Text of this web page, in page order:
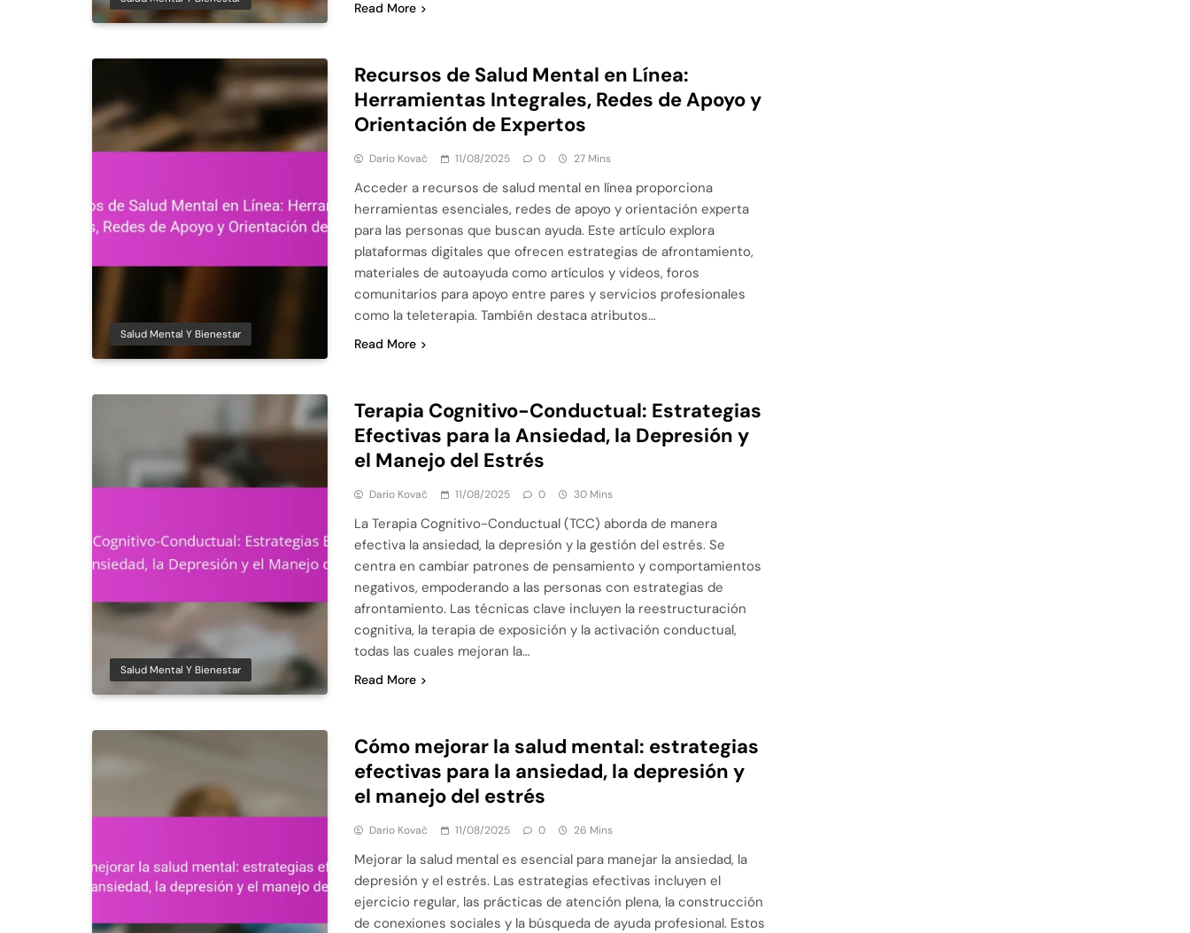
Read More
Salud Mental Y Bienestar
Recursos de Salud Mental en Línea:
Herramientas Integrales, Redes de Apoyo y
Orientación de Expertos
Dario Kovač 11/08/2025 0 27 Mins
Acceder a recursos de salud mental en línea proporciona
herramientas esenciales, redes de apoyo y orientación experta
para las personas que buscan ayuda. Este artículo explora
plataformas digitales que ofrecen estrategias de afrontamiento,
materiales de autoayuda como artículos y videos, foros
comunitarios para apoyo entre pares y servicios profesionales
como la teleterapia. También destaca atributos…
Read More
Salud Mental Y Bienestar
Terapia Cognitivo-Conductual: Estrategias
Efectivas para la Ansiedad, la Depresión y
el Manejo del Estrés
Dario Kovač 11/08/2025 0 30 Mins
La Terapia Cognitivo-Conductual (TCC) aborda de manera
efectiva la ansiedad, la depresión y la gestión del estrés. Se
centra en cambiar patrones de pensamiento y comportamientos
negativos, empoderando a las personas con estrategias de
afrontamiento. Las técnicas clave incluyen la reestructuración
cognitiva, la terapia de exposición y la activación conductual,
todas las cuales mejoran la…
Read More
Cómo mejorar la salud mental: estrategias
efectivas para la ansiedad, la depresión y
el manejo del estrés
Dario Kovač 11/08/2025 0 26 Mins
Mejorar la salud mental es esencial para manejar la ansiedad, la
depresión y el estrés. Las estrategias efectivas incluyen el
ejercicio regular, las prácticas de atención plena, la construcción
de conexiones sociales y la búsqueda de ayuda profesional. Estos